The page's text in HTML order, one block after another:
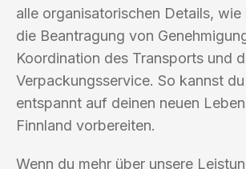
alle organisatorischen Details,
die Beantragung von
Koordination des Transports und
Verpackungsservice. So kannst
entspannt auf deinen neuen
Finnland vorbereiten.
Wenn du mehr über unsere